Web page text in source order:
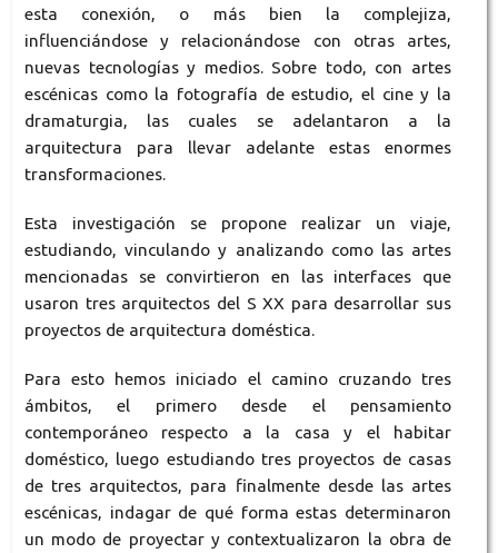
esta conexión, o más bien la complejiza,
influenciándose y relacionándose con otras artes,
nuevas tecnologías y medios. Sobre todo, con artes
escénicas como la fotografía de estudio, el cine y la
dramaturgia, las cuales se adelantaron a la
arquitectura para llevar adelante estas enormes
transformaciones.
Esta investigación se propone realizar un viaje,
estudiando, vinculando y analizando como las artes
mencionadas se convirtieron en las interfaces que
usaron tres arquitectos del S XX para desarrollar sus
proyectos de arquitectura doméstica.
Para esto hemos iniciado el camino cruzando tres
ámbitos, el primero desde el pensamiento
contemporáneo respecto a la casa y el habitar
doméstico, luego estudiando tres proyectos de casas
de tres arquitectos, para finalmente desde las artes
escénicas, indagar de qué forma estas determinaron
un modo de proyectar y contextualizaron la obra de